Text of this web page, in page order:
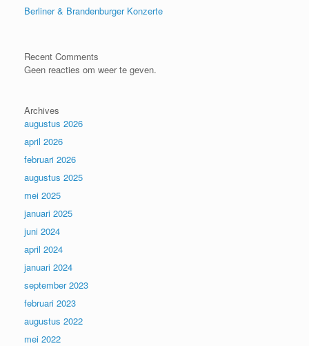
Berliner & Brandenburger Konzerte
Recent Comments
Geen reacties om weer te geven.
Archives
augustus 2026
april 2026
februari 2026
augustus 2025
mei 2025
januari 2025
juni 2024
april 2024
januari 2024
september 2023
februari 2023
augustus 2022
mei 2022